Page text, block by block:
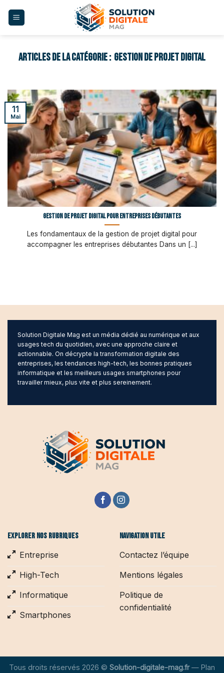
GESTION DE PROJET DIGITAL
Gestion de projet digital pour entreprises débutantes
Les fondamentaux de la gestion de projet digital pour
accompagner les entreprises débutantes Dans un [...]
11
Mai
Solution Digitale Mag est un média dédié au numérique et aux
usages tech du quotidien, avec une approche claire et
actionnable. On décrypte la transformation digitale des
entreprises, les tendances high-tech, les bonnes pratiques
informatique et les meilleurs usages smartphones pour
travailler mieux, plus vite et plus sereinement.
Explorer nos rubriques
Entreprise
High-Tech
Informatique
Smartphones
Navigation utile
Contactez l’équipe
Mentions légales
Politique de
confidentialité
Tous droits réservés 2026 © Solution-digitale-mag.fr— Plan